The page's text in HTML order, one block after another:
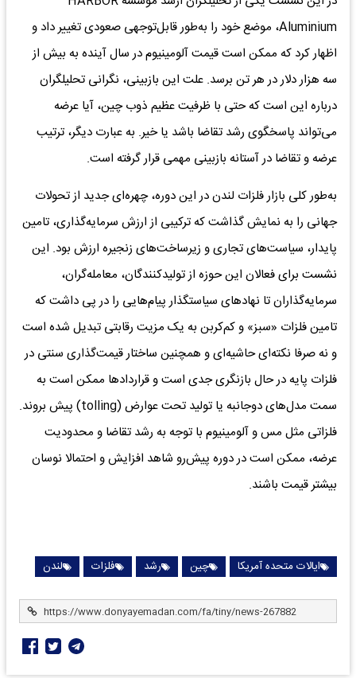
Aluminium، موضع خود را به‌طور قابل‌توجهی صعودی تغییر داد و
اظهار کرد که ممکن است قیمت آلومینیوم در سال آینده به بیش از
سه هزار دلار در هر تن برسد. علت این بازبینی، نگرانی تحلیلگران
درباره این است که حتی با ظرفیت عظیم ذوب چین، آیا عرضه
می‌تواند پاسخگوی رشد تقاضا باشد یا خیر. به عبارت دیگر، ترتیب
عرضه و تقاضا در آستانه بازبینی مهمی قرار گرفته است.
به‌طور کلی بازار فلزات لندن در این دوره، چهره‌ای جدید از تحولات
جهانی را به نمایش گذاشت که ترکیبی از ارزش سرمایه‌گذاری، تامین
پایدار، سیاست‌های تجاری و زیرساخت‌های زنجیره ارزش بود. این
نشست برای فعالان این حوزه از تولیدکنندگان، معامله‌گران،
سرمایه‌گذاران تا نهادهای سیاستگذار پیام‌هایی را در پی داشت که
تامین فلزات «سبز» و کم‌کربن به یک مزیت رقابتی تبدیل شده است
و نه صرفا نکته‌ای حاشیه‌ای و همچنین ساختار قیمت‌گذاری سنتی در
فلزات پایه در حال بازنگری جدی است و قراردادها ممکن است به
سمت مدل‌های دوجانبه یا تولید تحت عوارض (tolling) پیش بروند.
فلزاتی مثل مس و آلومینیوم با توجه به رشد تقاضا و محدودیت
عرضه، ممکن است در دوره پیش‌رو شاهد افزایش و احتمالا نوسان
بیشتر قیمت باشند.
ایالات متحده آمریکا چین رشد فلزات لندن